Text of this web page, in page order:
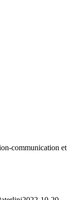
communication et